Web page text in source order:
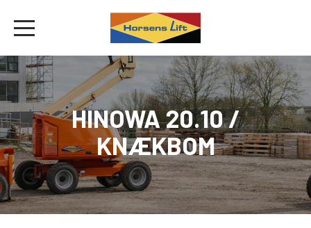
HINOWA 20.10 /
KNÆKBOM